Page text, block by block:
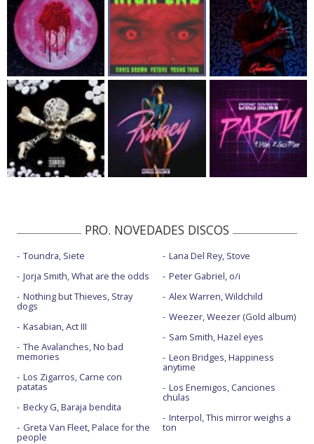
PRO. NOVEDADES DISCOS
Toundra, Siete
Jorja Smith, What are the odds
Nothing but Thieves, Stray
dogs
Kasabian, Act III
The Avalanches, No bad
memories
Los Zigarros, Carne con
patatas
Becky G, Baraja bendita
Greta Van Fleet, Palace for the
people
Lana Del Rey, Stove
Peter Gabriel, o/i
Alex Warren, Wildchild
Weezer, Weezer (Gold album)
Sam Smith, Hazel eyes
Leon Bridges, Happiness
anytime
Los Enemigos, Canciones
chulas
Interpol, This mirror weighs a
ton